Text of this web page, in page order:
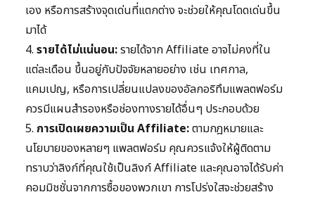
เอง หรือการสร้างจุดเด่นที่แตกต่าง จะช่วยให้คุณโดดเด่นขึ้น
มาได้
4. รายได้ไม่แน่นอน:รายได้จาก Affiliate อาจไม่คงที่ใน
แต่ละเดือน ขึ้นอยู่กับปัจจัยหลายอย่าง เช่น เทศกาล,
แคมเปญ, หรือการเปลี่ยนแปลงของอัลกอริทึมแพลตฟอร์ม
ควรมีแผนสำรองหรือช่องทางรายได้อื่นๆ ประกอบด้วย
5. การเปิดเผยความเป็น Affiliate:ตามกฎหมายและ
นโยบายของหลายๆ แพลตฟอร์ม คุณควรแจ้งให้ผู้ติดตาม
ทราบว่าลิงก์ที่คุณใช้เป็นลิงก์ Affiliate และคุณอาจได้รับค่า
คอมมิชชั่นจากการซื้อของพวกเขา การโปร่งใสจะช่วยสร้าง